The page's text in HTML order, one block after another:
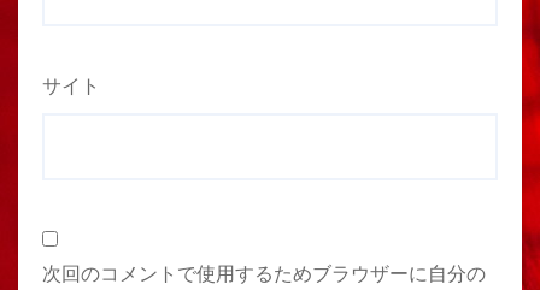
サイト
次回のコメントで使用するためブラウザーに自分の